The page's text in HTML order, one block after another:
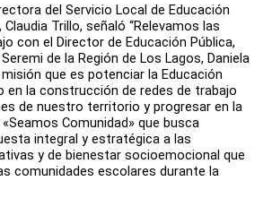
del Servicio Local de Educación
Claudia Trillo, señaló “Relevamos las
con el Director de Educación Pública,
de la Región de Los Lagos, Daniela
que es potenciar la Educación
en la construcción de redes de trabajo
de nuestro territorio y progresar en la
Comunidad» que busca
integral y estratégica a las
y de bienestar socioemocional que
comunidades escolares durante la